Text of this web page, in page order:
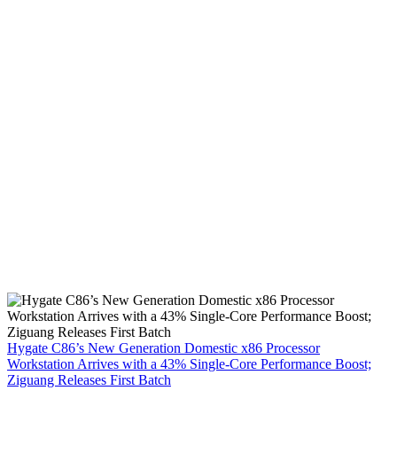
Hygate C86’s New Generation Domestic x86 Processor
Workstation Arrives with a 43% Single-Core Performance Boost;
Ziguang Releases First Batch